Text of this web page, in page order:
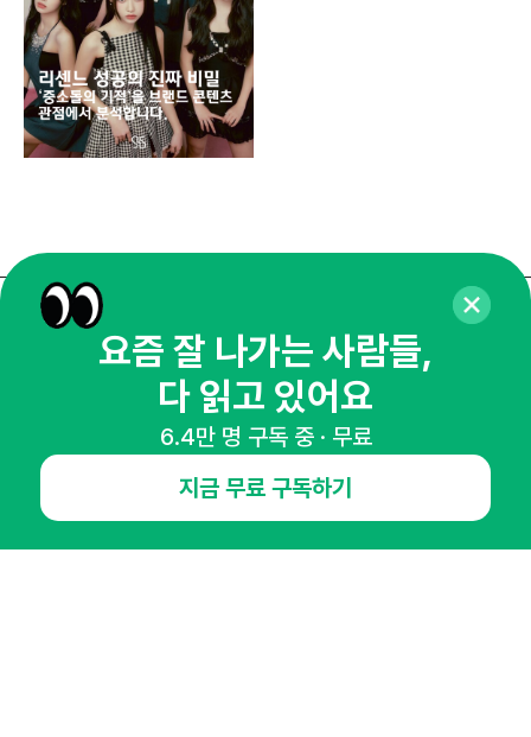
매주 화요일 아침,
마케팅 감각을 깨워 드릴게요!
65,043명의 마케터를 성장시키는 뉴스레터
요즘 잘 나가는 사람들,
다 읽고 있어요
6.4만 명 구독 중 · 무료
지금 무료 구독하기